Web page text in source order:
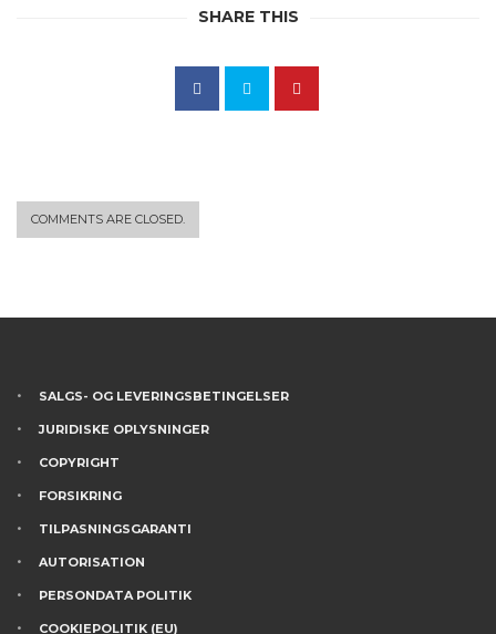
SHARE THIS
COMMENTS ARE CLOSED.
SALGS- OG LEVERINGSBETINGELSER
JURIDISKE OPLYSNINGER
COPYRIGHT
FORSIKRING
TILPASNINGSGARANTI
AUTORISATION
PERSONDATA POLITIK
COOKIEPOLITIK (EU)